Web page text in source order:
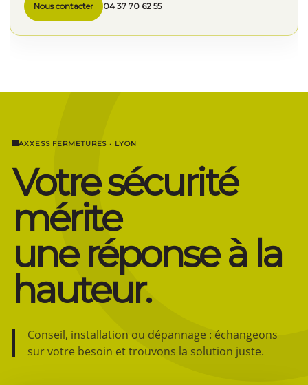
Nous contacter 04 37 70 62 55
AXXESS FERMETURES · LYON
Votre sécurité
mérite
une réponse à la
hauteur.
Conseil, installation ou dépannage : échangeons
sur votre besoin et trouvons la solution juste.